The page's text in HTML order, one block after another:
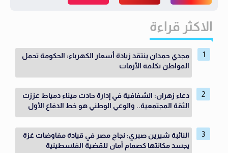
الاكثر قراءة
مجدي حمدان ينتقد زيادة أسعار الكهرباء: الحكومة تحمل
المواطن تكلفة الأزمات
دعاء زهران: الشفافية في إدارة حادث ميناء دمياط عززت
الثقة المجتمعية.. والوعي الوطني هو خط الدفاع الأول
النائبة شيرين صبري: نجاح مصر في قيادة مفاوضات غزة
يجسد مكانتها كصمام أمان للقضية الفلسطينية